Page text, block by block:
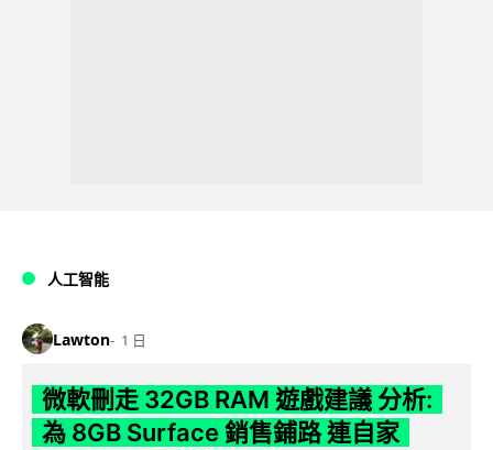
人工智能
Lawton 1 日
微軟刪走 32GB RAM 遊戲建議 分析:
為 8GB Surface 銷售鋪路 連自家